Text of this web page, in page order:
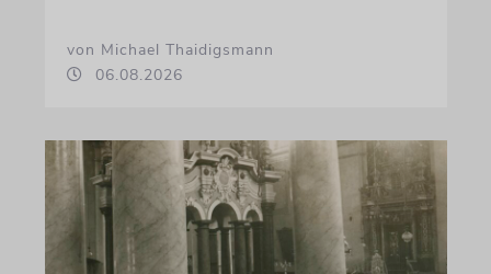
von Michael Thaidigsmann
06.08.2026